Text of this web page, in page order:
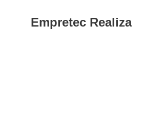
Empretec Realiza